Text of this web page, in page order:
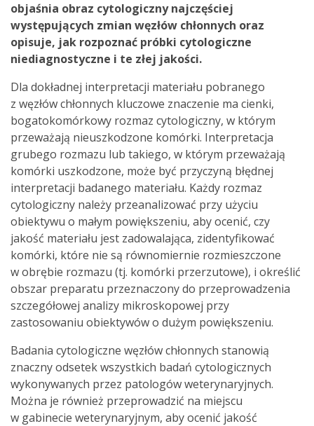
objaśnia obraz cytologiczny najczęściej
występujących zmian węzłów chłonnych oraz
opisuje, jak rozpoznać próbki cytologiczne
niediagnostyczne i te złej jakości.
Dla dokładnej interpretacji materiału pobranego
z węzłów chłonnych kluczowe znaczenie ma cienki,
bogatokomórkowy rozmaz cytologiczny, w którym
przeważają nieuszkodzone komórki. Interpretacja
grubego rozmazu lub takiego, w którym przeważają
komórki uszkodzone, może być przyczyną błędnej
interpretacji badanego materiału. Każdy rozmaz
cytologiczny należy przeanalizować przy użyciu
obiektywu o małym powiększeniu, aby ocenić, czy
jakość materiału jest zadowalająca, zidentyfikować
komórki, które nie są równomiernie rozmieszczone
w obrębie rozmazu (tj. komórki przerzutowe), i określić
obszar preparatu przeznaczony do przeprowadzenia
szczegółowej analizy mikroskopowej przy
zastosowaniu obiektywów o dużym powiększeniu.
Badania cytologiczne węzłów chłonnych stanowią
znaczny odsetek wszystkich badań cytologicznych
wykonywanych przez patologów weterynaryjnych.
Można je również przeprowadzić na miejscu
w gabinecie weterynaryjnym, aby ocenić jakość